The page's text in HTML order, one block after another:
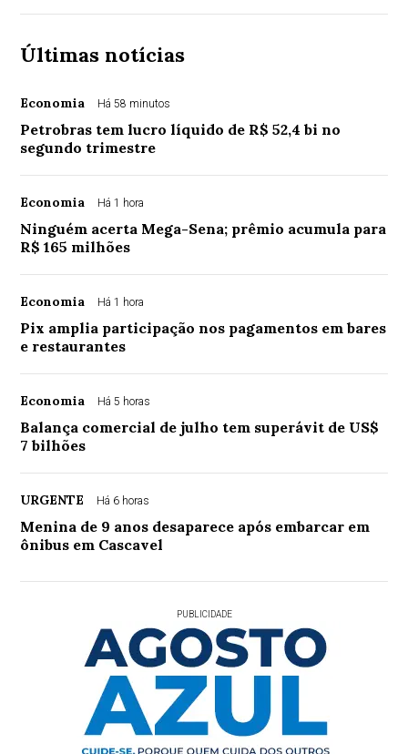
Últimas notícias
Economia Há 58 minutos
Petrobras tem lucro líquido de R$ 52,4 bi no
segundo trimestre
Economia Há 1 hora
Ninguém acerta Mega-Sena; prêmio acumula para
R$ 165 milhões
Economia Há 1 hora
Pix amplia participação nos pagamentos em bares
e restaurantes
Economia Há 5 horas
Balança comercial de julho tem superávit de US$
7 bilhões
URGENTE Há 6 horas
Menina de 9 anos desaparece após embarcar em
ônibus em Cascavel
PUBLICIDADE